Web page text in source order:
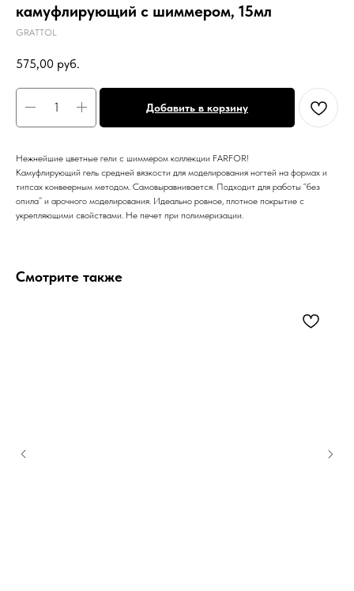
камуфлирующий с шиммером, 15мл
GRATTOL
575,00 руб.
Добавить в корзину
Нежнейшие цветные гели с шиммером коллекции FARFOR!
Камуфлирующий гель средней вязкости для моделирования ногтей на формах и
типсах конвеерным методом. Самовыравнивается. Подходит для работы “без
опила” и арочного моделирования. Идеально ровное, плотное покрытие с
укрепляющими свойствами. Не печет при полимеризации.
Смотрите также